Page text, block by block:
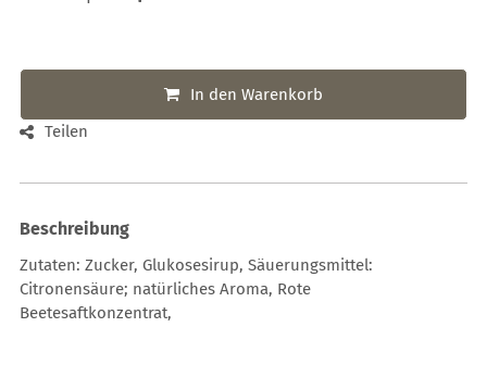
In den Warenkorb
Teilen
Beschreibung
Zutaten: Zucker, Glukosesirup, Säuerungsmittel:
Citronensäure; natürliches Aroma, Rote
Beetesaftkonzentrat,